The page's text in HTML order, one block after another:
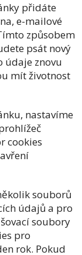
přidáte
e-mailové
způsobem
psát nový
údaje znovu
mít životnost
nastavíme
cookies
souborů
údajů a pro
soubory
pro
rok. Pokud